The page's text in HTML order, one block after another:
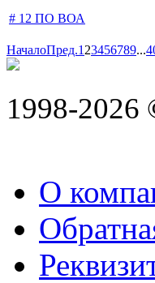
# 12 ПО ВОА
НачалоПред.1 23456789...
1998-
О